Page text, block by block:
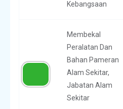
Kebangsaan
Membekal
Peralatan Dan
Bahan Pameran
Alam Sekitar,
Jabatan Alam
Sekitar